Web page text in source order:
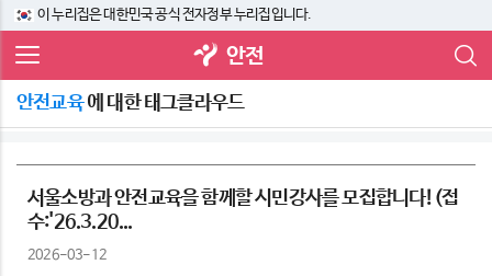
이 누리집은 대한민국 공식 전자정부 누리집입니다.
안전
안전교육에 대한 태그클라우드
서울소방과 안전교육을 함께할 시민강사를 모집합니다!(접
수:'26.3.20...
2026-03-12